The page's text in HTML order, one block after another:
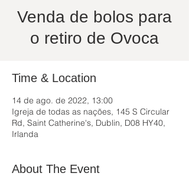
Venda de bolos para
o retiro de Ovoca
Time & Location
14 de ago. de 2022, 13:00
Igreja de todas as nações, 145 S Circular
Rd, Saint Catherine's, Dublin, D08 HY40,
Irlanda
About The Event